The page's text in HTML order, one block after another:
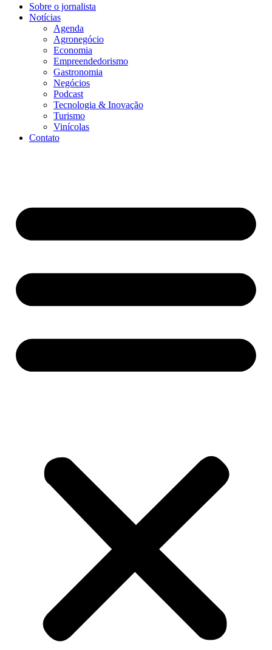
Sobre o jornalista
Notícias
Agenda
Agronegócio
Economia
Empreendedorismo
Gastronomia
Negócios
Podcast
Tecnologia & Inovação
Turismo
Vinícolas
Contato